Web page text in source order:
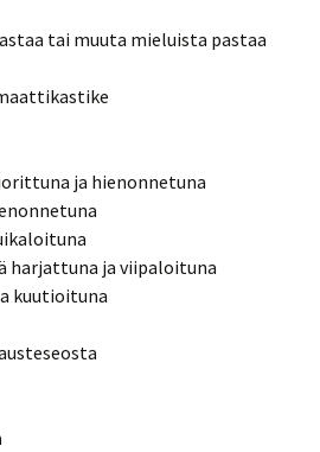
tai muuta mieluista pastaa
ja hienonnetuna
harjattuna ja viipaloituna
kuutioituna